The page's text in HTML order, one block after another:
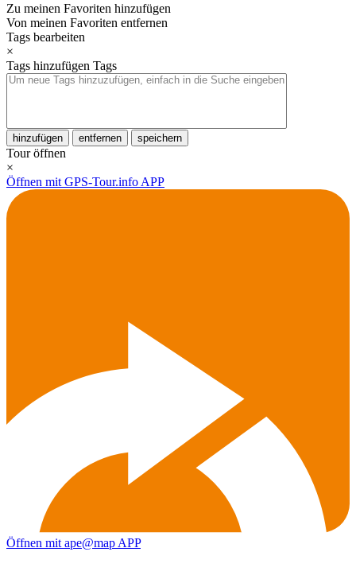
Zu meinen Favoriten hinzufügen
Von meinen Favoriten entfernen
Tags bearbeiten
×
Tags hinzufügen Tags
hinzufügen entfernen speichern
Tour öffnen
×
Öffnen mit GPS-Tour.info APP
Öffnen mit ape@map APP